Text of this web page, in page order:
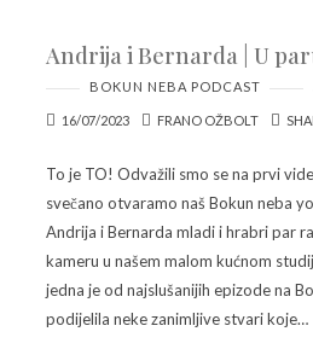
Andrija i Bernarda | U
BOKUN NEBA PODCAST
16/07/2023 FRANO OŽBOLT
To je TO! Odvažili smo se na prvi
svečano otvaramo naš Bokun neba
Andrija i Bernarda mladi i hrabri par
kameru u našem malom kućnom
jedna je od najslušanijih epizode na
podijelila neke zanimljive stvari koje…